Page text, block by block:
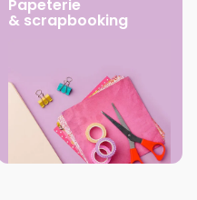
Papeterie
& scrapbooking